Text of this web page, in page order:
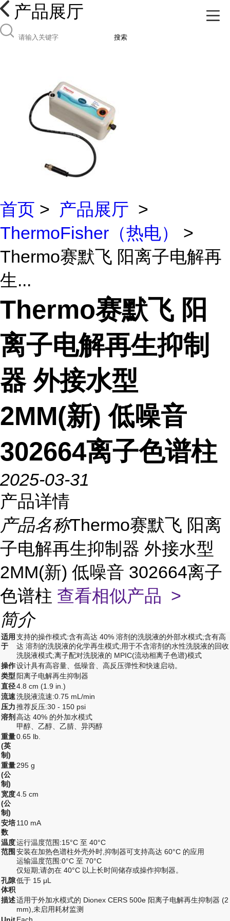
产品展厅
搜索
首页 > 产品展厅 >
ThermoFisher（热电）
>
Thermo赛默飞 阳离子电解再
生...
Thermo赛默飞 阳
离子电解再生抑制
器 外接水型
2MM(新) 低噪音
302664离子色谱柱
2025-03-31
产品详情
产品名称Thermo赛默飞 阳离
子电解再生抑制器 外接水型
2MM(新) 低噪音 302664离子
色谱柱 查看相似产品 >
简介
适用
于
支持的操作模式:含有高达 40% 溶剂的洗脱液的外部水模式;含有高
达 溶剂的洗脱液的化学再生模式;用于不含溶剂的水性洗脱液的回收
洗脱液模式;离子配对洗脱液的 MPIC(流动相离子色谱)模式
操作设计具有高容量、低噪音、高反压弹性和快速启动。
类型 阳离子电解再生抑制器
直径4.8 cm (1.9 in.)
流速洗脱液流速:0.75 mL/min
压力推荐反压:30 - 150 psi
溶剂 高达 40% 的外加水模式
甲醇、乙醇、乙腈、异丙醇
重量
(英
制)
0.65 lb.
重量
(公
制)
295 g
宽度
(公
制)
4.5 cm
安培
数
110 mA
温度
范围
运行温度范围:15°C 至 40°C
安装在加热色谱柱外壳外时,抑制器可支持高达 60°C 的应用
运输温度范围:0°C 至 70°C
仅短期;请勿在 40°C 以上长时间储存或操作抑制器。
孔隙
体积
低于 15 μL
描述适用于外加水模式的 Dionex CERS 500e 阳离子电解再生抑制器 (2
mm),未启用耗材监测